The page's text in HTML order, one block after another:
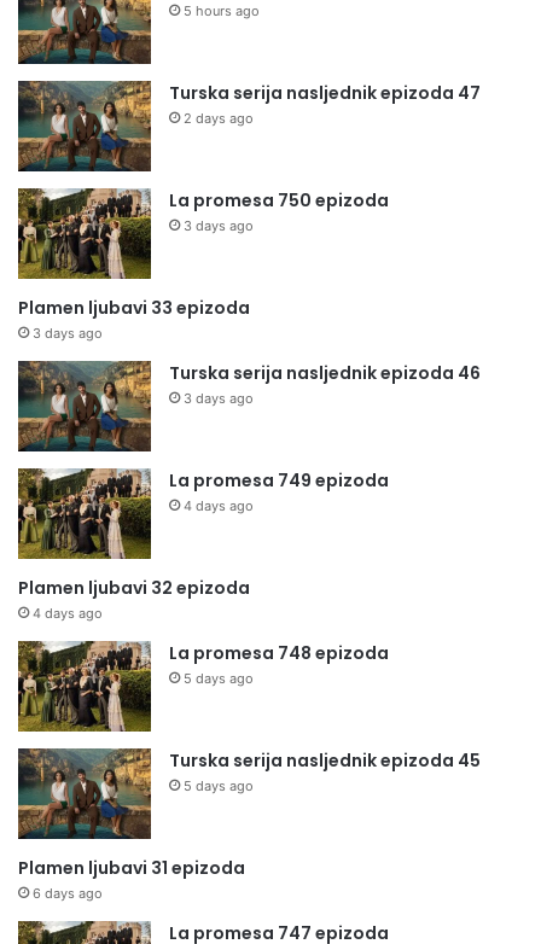
5 hours ago
Turska serija nasljednik epizoda 47
2 days ago
La promesa 750 epizoda
3 days ago
Plamen ljubavi 33 epizoda
3 days ago
Turska serija nasljednik epizoda 46
3 days ago
La promesa 749 epizoda
4 days ago
Plamen ljubavi 32 epizoda
4 days ago
La promesa 748 epizoda
5 days ago
Turska serija nasljednik epizoda 45
5 days ago
Plamen ljubavi 31 epizoda
6 days ago
La promesa 747 epizoda